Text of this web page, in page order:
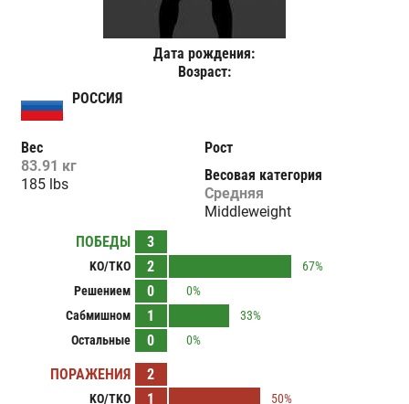
Дата рождения:
Возраст:
РОССИЯ
Вес
83.91 кг
185 lbs
Рост
Весовая категория
Средняя
Middleweight
ПОБЕДЫ
3
KO/TKO 2
67%
Решением
0
0%
Сабмишном
1
33%
Остальные
0 0%
ПОРАЖЕНИЯ 2
KO/TKO 1
50%